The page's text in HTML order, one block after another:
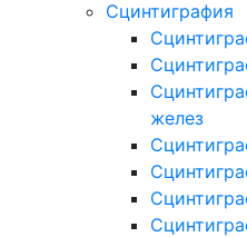
Сцинтиграфия
желез